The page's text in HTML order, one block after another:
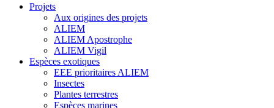
Projets
Aux origines des projets
ALIEM
ALIEM Apostrophe
ALIEM Vigil
Espèces exotiques
EEE prioritaires ALIEM
Insectes
Plantes terrestres
Espèces marines